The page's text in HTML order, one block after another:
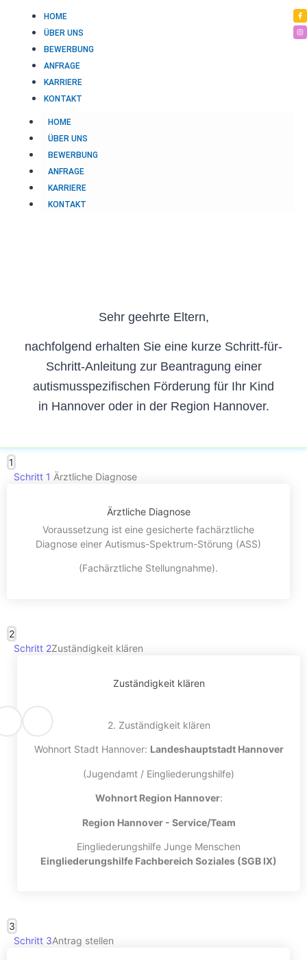
HOME
ÜBER UNS
BEWERBUNG
ANFRAGE
KARRIERE
KONTAKT
HOME
ÜBER UNS
BEWERBUNG
ANFRAGE
KARRIERE
KONTAKT
Sehr geehrte Eltern,
nachfolgend erhalten Sie eine kurze Schritt-für-
Schritt-Anleitung zur Beantragung einer
autismusspezifischen Förderung für Ihr Kind
in Hannover oder in der Region Hannover.
1
Schritt 1 Ärztliche Diagnose
Ärztliche Diagnose
Voraussetzung ist eine gesicherte fachärztliche
Diagnose einer Autismus-Spektrum-Störung (ASS)
(Fachärztliche Stellungnahme).
2
Schritt 2Zuständigkeit klären
Zuständigkeit klären
2. Zuständigkeit klären
Wohnort Stadt Hannover: Landeshauptstadt Hannover
(Jugendamt / Eingliederungshilfe)
Wohnort Region Hannover:
Region Hannover - Service/Team
Eingliederungshilfe Junge Menschen
Eingliederungshilfe Fachbereich Soziales (SGB IX)
3
Schritt 3Antrag stellen